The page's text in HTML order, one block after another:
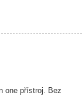
one přístroj. Bez